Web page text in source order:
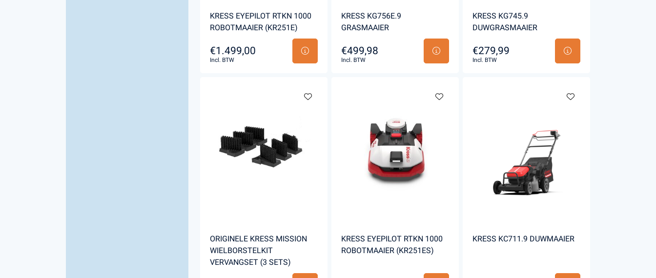
KRESS EYEPILOT RTKN 1000
ROBOTMAAIER (KR251E)
€1.499,00
Incl. BTW
KRESS KG756E.9
GRASMAAIER
€499,98
Incl. BTW
KRESS KG745.9
DUWGRASMAAIER
€279,99
Incl. BTW
ORIGINELE KRESS MISSION
WIELBORSTELKIT
VERVANGSET (3 SETS)
KRESS EYEPILOT RTKN 1000
ROBOTMAAIER (KR251ES)
KRESS KC711.9 DUWMAAIER